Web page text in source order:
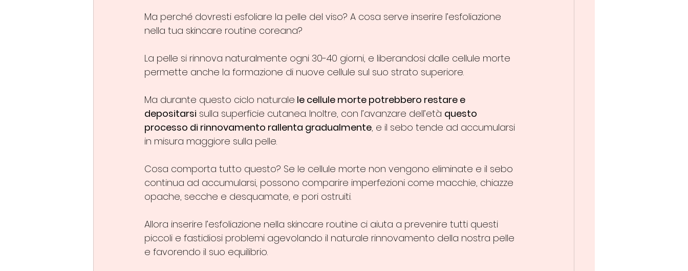
Ma perché dovresti esfoliare la pelle del viso? A cosa serve inserire l’esfoliazione
nella tua skincare routine coreana?
La pelle si rinnova naturalmente ogni 30-40 giorni, e liberandosi dalle cellule morte
permette anche la formazione di nuove cellule sul suo strato superiore.
Ma durante questo ciclo naturale le cellule morte potrebbero restare e
depositarsi sulla superficie cutanea. Inoltre, con l’avanzare dell’età questo
processo di rinnovamento rallenta gradualmente, e il sebo tende ad accumularsi
in misura maggiore sulla pelle.
Cosa comporta tutto questo? Se le cellule morte non vengono eliminate e il sebo
continua ad accumularsi, possono comparire imperfezioni come macchie, chiazze
opache, secche e desquamate, e pori ostruiti.
Allora inserire l’esfoliazione nella skincare routine ci aiuta a prevenire tutti questi
piccoli e fastidiosi problemi agevolando il naturale rinnovamento della nostra pelle
e favorendo il suo equilibrio.